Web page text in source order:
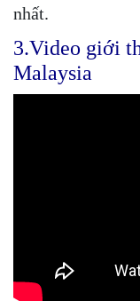
nhất.
3.Video giới
Malaysia